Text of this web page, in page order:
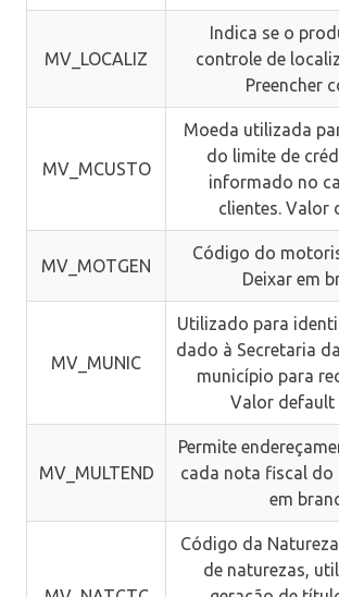
MV_LOCALIZ
Indica se o
controle de
Preencher
MV_MCUSTO
Moeda utilizada
do limite de
informado no
clientes. Valor
MV_MOTGEN
Código do
Deixar em
MV_MUNIC
Utilizado para
dado à Secretaria
município para
Valor default
MV_MULTEND
Permite
cada nota fiscal do
em
Código da
de naturezas,